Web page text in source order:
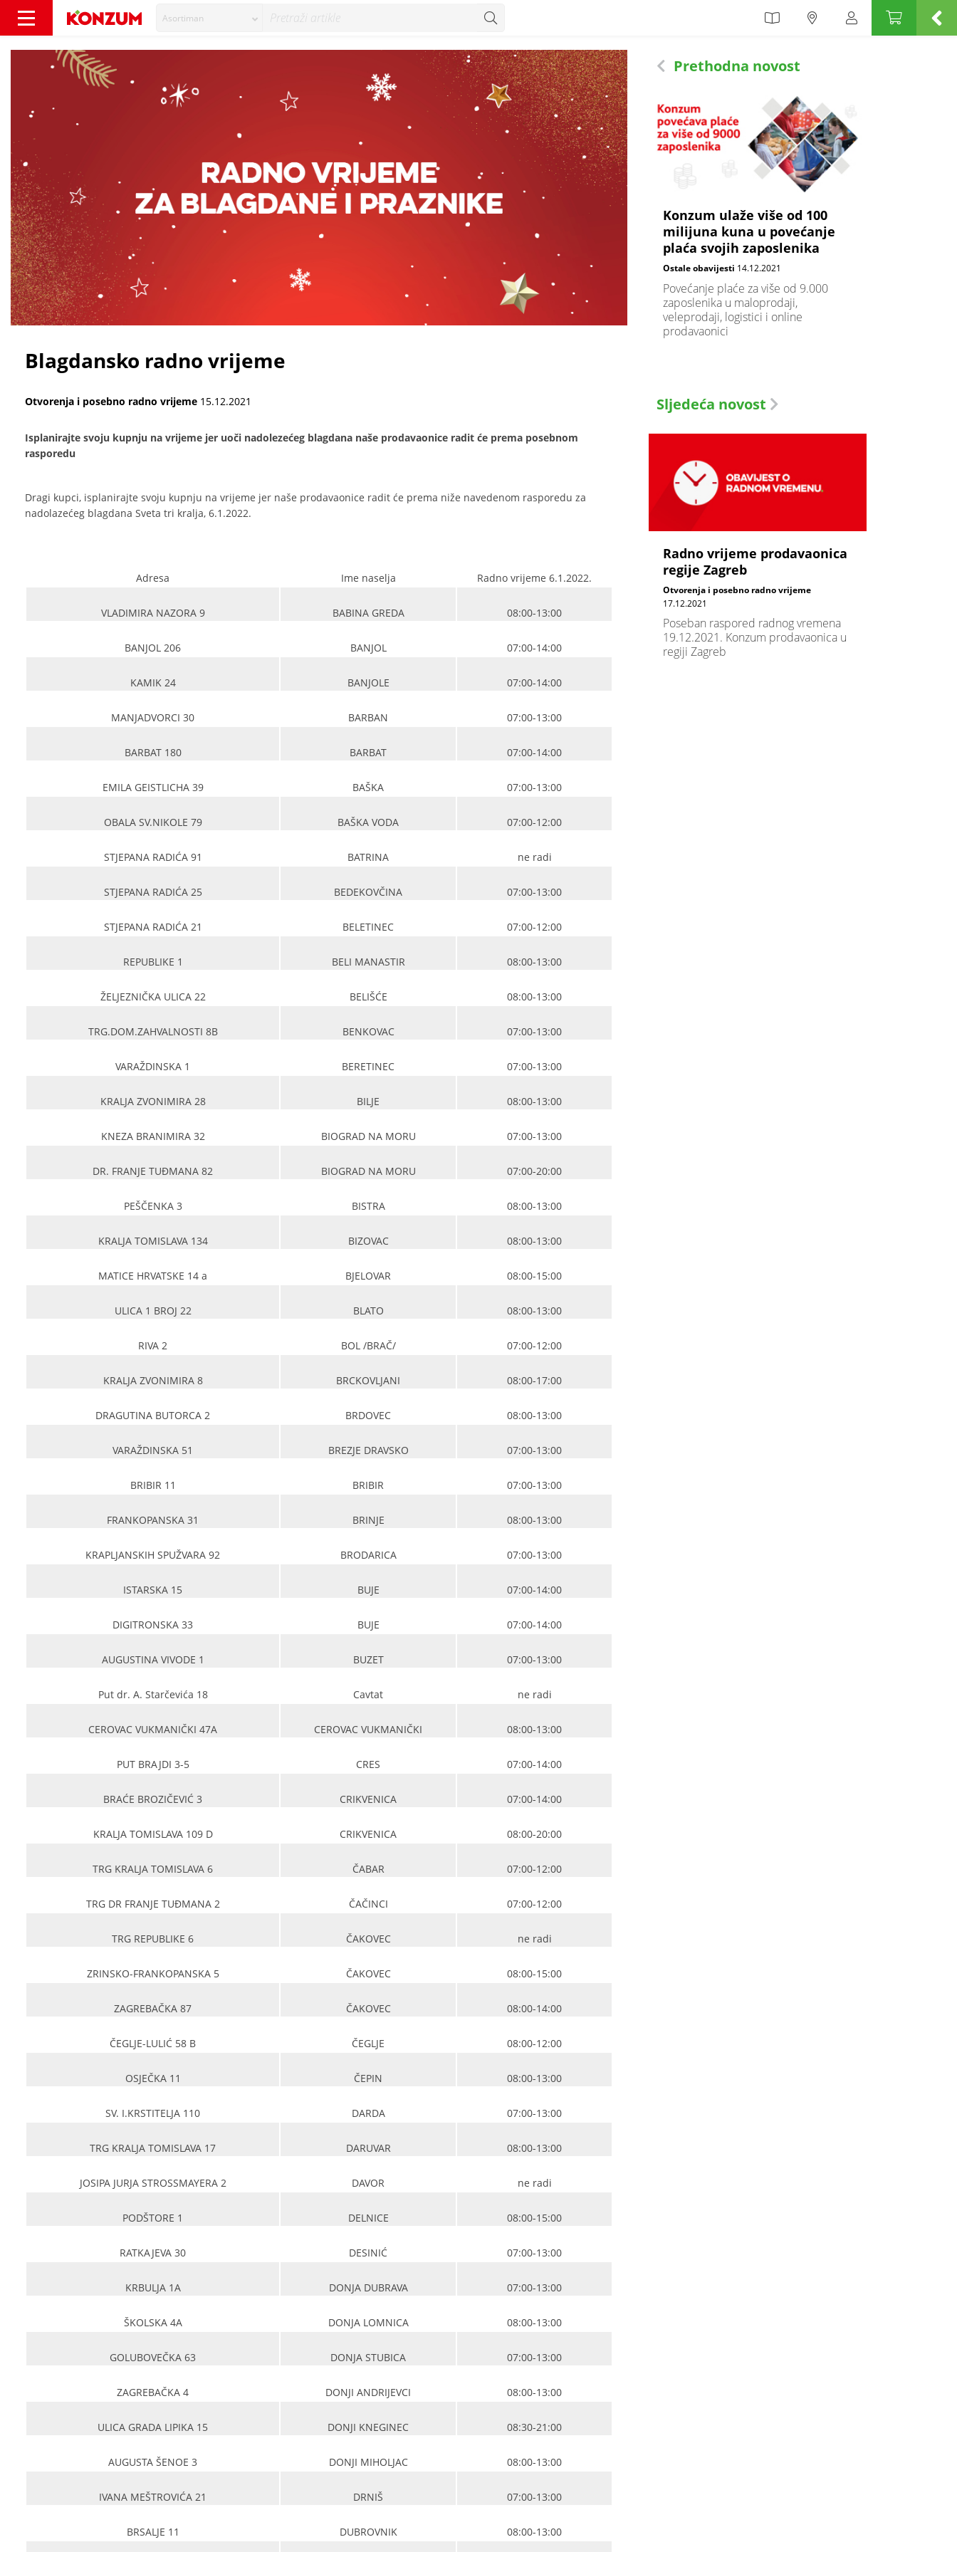
Asortiman
Blagdansko radno vrijeme
Otvorenja i posebno radno vrijeme 15.12.2021
Isplanirajte svoju kupnju na vrijeme jer uoči nadolezećeg blagdana naše prodavaonice radit će prema posebnom
rasporedu
Dragi kupci, isplanirajte svoju kupnju na vrijeme jer naše prodavaonice radit će prema niže navedenom rasporedu za
nadolazećeg blagdana Sveta tri kralja, 6.1.2022.
Adresa Ime naselja Radno vrijeme 6.1.2022.
VLADIMIRA NAZORA 9 BABINA GREDA 08:00-13:00
BANJOL 206 BANJOL 07:00-14:00
KAMIK 24 BANJOLE 07:00-14:00
MANJADVORCI 30 BARBAN 07:00-13:00
BARBAT 180 BARBAT 07:00-14:00
EMILA GEISTLICHA 39 BAŠKA 07:00-13:00
OBALA SV.NIKOLE 79 BAŠKA VODA 07:00-12:00
STJEPANA RADIĆA 91 BATRINA ne radi
STJEPANA RADIĆA 25 BEDEKOVČINA 07:00-13:00
STJEPANA RADIĆA 21 BELETINEC 07:00-12:00
REPUBLIKE 1 BELI MANASTIR 08:00-13:00
ŽELJEZNIČKA ULICA 22 BELIŠĆE 08:00-13:00
TRG.DOM.ZAHVALNOSTI 8B BENKOVAC 07:00-13:00
VARAŽDINSKA 1 BERETINEC 07:00-13:00
KRALJA ZVONIMIRA 28 BILJE 08:00-13:00
KNEZA BRANIMIRA 32 BIOGRAD NA MORU 07:00-13:00
DR. FRANJE TUĐMANA 82 BIOGRAD NA MORU 07:00-20:00
PEŠČENKA 3 BISTRA 08:00-13:00
KRALJA TOMISLAVA 134 BIZOVAC 08:00-13:00
MATICE HRVATSKE 14 a BJELOVAR 08:00-15:00
ULICA 1 BROJ 22 BLATO 08:00-13:00
RIVA 2 BOL /BRAČ/ 07:00-12:00
KRALJA ZVONIMIRA 8 BRCKOVLJANI 08:00-17:00
DRAGUTINA BUTORCA 2 BRDOVEC 08:00-13:00
VARAŽDINSKA 51 BREZJE DRAVSKO 07:00-13:00
BRIBIR 11 BRIBIR 07:00-13:00
FRANKOPANSKA 31 BRINJE 08:00-13:00
KRAPLJANSKIH SPUŽVARA 92 BRODARICA 07:00-13:00
ISTARSKA 15 BUJE 07:00-14:00
DIGITRONSKA 33 BUJE 07:00-14:00
AUGUSTINA VIVODE 1 BUZET 07:00-13:00
Put dr. A. Starčevića 18 Cavtat ne radi
CEROVAC VUKMANIČKI 47A CEROVAC VUKMANIČKI 08:00-13:00
PUT BRAJDI 3-5 CRES 07:00-14:00
BRAĆE BROZIČEVIĆ 3 CRIKVENICA 07:00-14:00
KRALJA TOMISLAVA 109 D CRIKVENICA 08:00-20:00
TRG KRALJA TOMISLAVA 6 ČABAR 07:00-12:00
TRG DR FRANJE TUĐMANA 2 ČAČINCI 07:00-12:00
TRG REPUBLIKE 6 ČAKOVEC ne radi
ZRINSKO-FRANKOPANSKA 5 ČAKOVEC 08:00-15:00
ZAGREBAČKA 87 ČAKOVEC 08:00-14:00
ČEGLJE-LULIĆ 58 B ČEGLJE 08:00-12:00
OSJEČKA 11 ČEPIN 08:00-13:00
SV. I.KRSTITELJA 110 DARDA 07:00-13:00
TRG KRALJA TOMISLAVA 17 DARUVAR 08:00-13:00
JOSIPA JURJA STROSSMAYERA 2 DAVOR ne radi
PODŠTORE 1 DELNICE 08:00-15:00
RATKAJEVA 30 DESINIĆ 07:00-13:00
KRBULJA 1A DONJA DUBRAVA 07:00-13:00
ŠKOLSKA 4A DONJA LOMNICA 08:00-13:00
GOLUBOVEČKA 63 DONJA STUBICA 07:00-13:00
ZAGREBAČKA 4 DONJI ANDRIJEVCI 08:00-13:00
ULICA GRADA LIPIKA 15 DONJI KNEGINEC 08:30-21:00
AUGUSTA ŠENOE 3 DONJI MIHOLJAC 08:00-13:00
IVANA MEŠTROVIĆA 21 DRNIŠ 07:00-13:00
BRSALJE 11 DUBROVNIK 08:00-13:00
Prethodna novost
Konzum ulaže više od 100
milijuna kuna u povećanje
plaća svojih zaposlenika
Ostale obavijesti 14.12.2021
Povećanje plaće za više od 9.000
zaposlenika u maloprodaji,
veleprodaji, logistici i online
prodavaonici
Sljedeća novost
Radno vrijeme prodavaonica
regije Zagreb
Otvorenja i posebno radno vrijeme
17.12.2021
Poseban raspored radnog vremena
19.12.2021. Konzum prodavaonica u
regiji Zagreb